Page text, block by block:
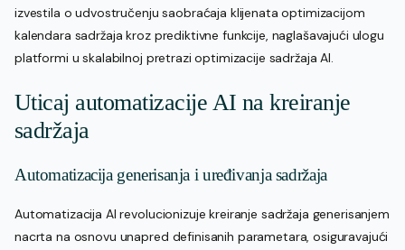
izvestila o udvostručenju saobraćaja klijenata optimizacijom
kalendara sadržaja kroz prediktivne funkcije, naglašavajući ulogu
platformi u skalabilnoj pretrazi optimizacije sadržaja AI.
Uticaj automatizacije AI na kreiranje
sadržaja
Automatizacija generisanja i uređivanja sadržaja
Automatizacija AI revolucionizuje kreiranje sadržaja generisanjem
nacrta na osnovu unapred definisanih parametara, osiguravajući